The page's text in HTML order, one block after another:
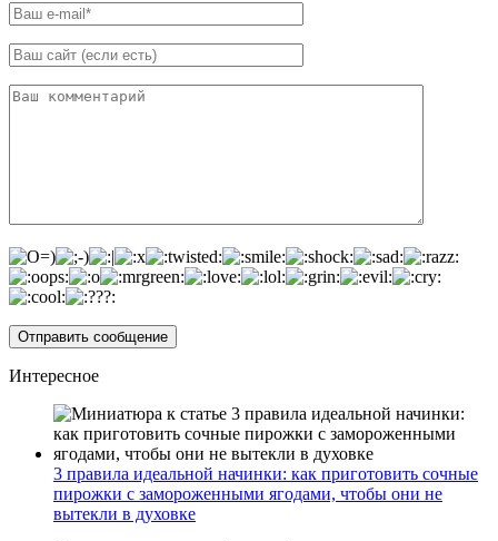
Интересное
3 правила идеальной начинки: как приготовить сочные
пирожки с замороженными ягодами, чтобы они не
вытекли в духовке